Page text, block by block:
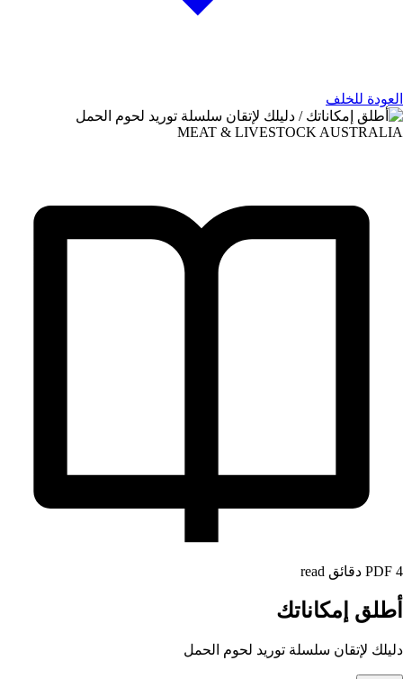
العودة للخلف
MEAT & LIVESTOCK AUSTRALIA
PDF 4 دقائق read
أطلق إمكاناتك
دليلك لإتقان سلسلة توريد لحوم الحمل